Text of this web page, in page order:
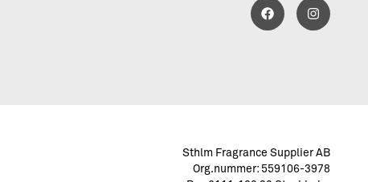
Sthlm Fragrance Supplier AB
Org.nummer: 559106-3978